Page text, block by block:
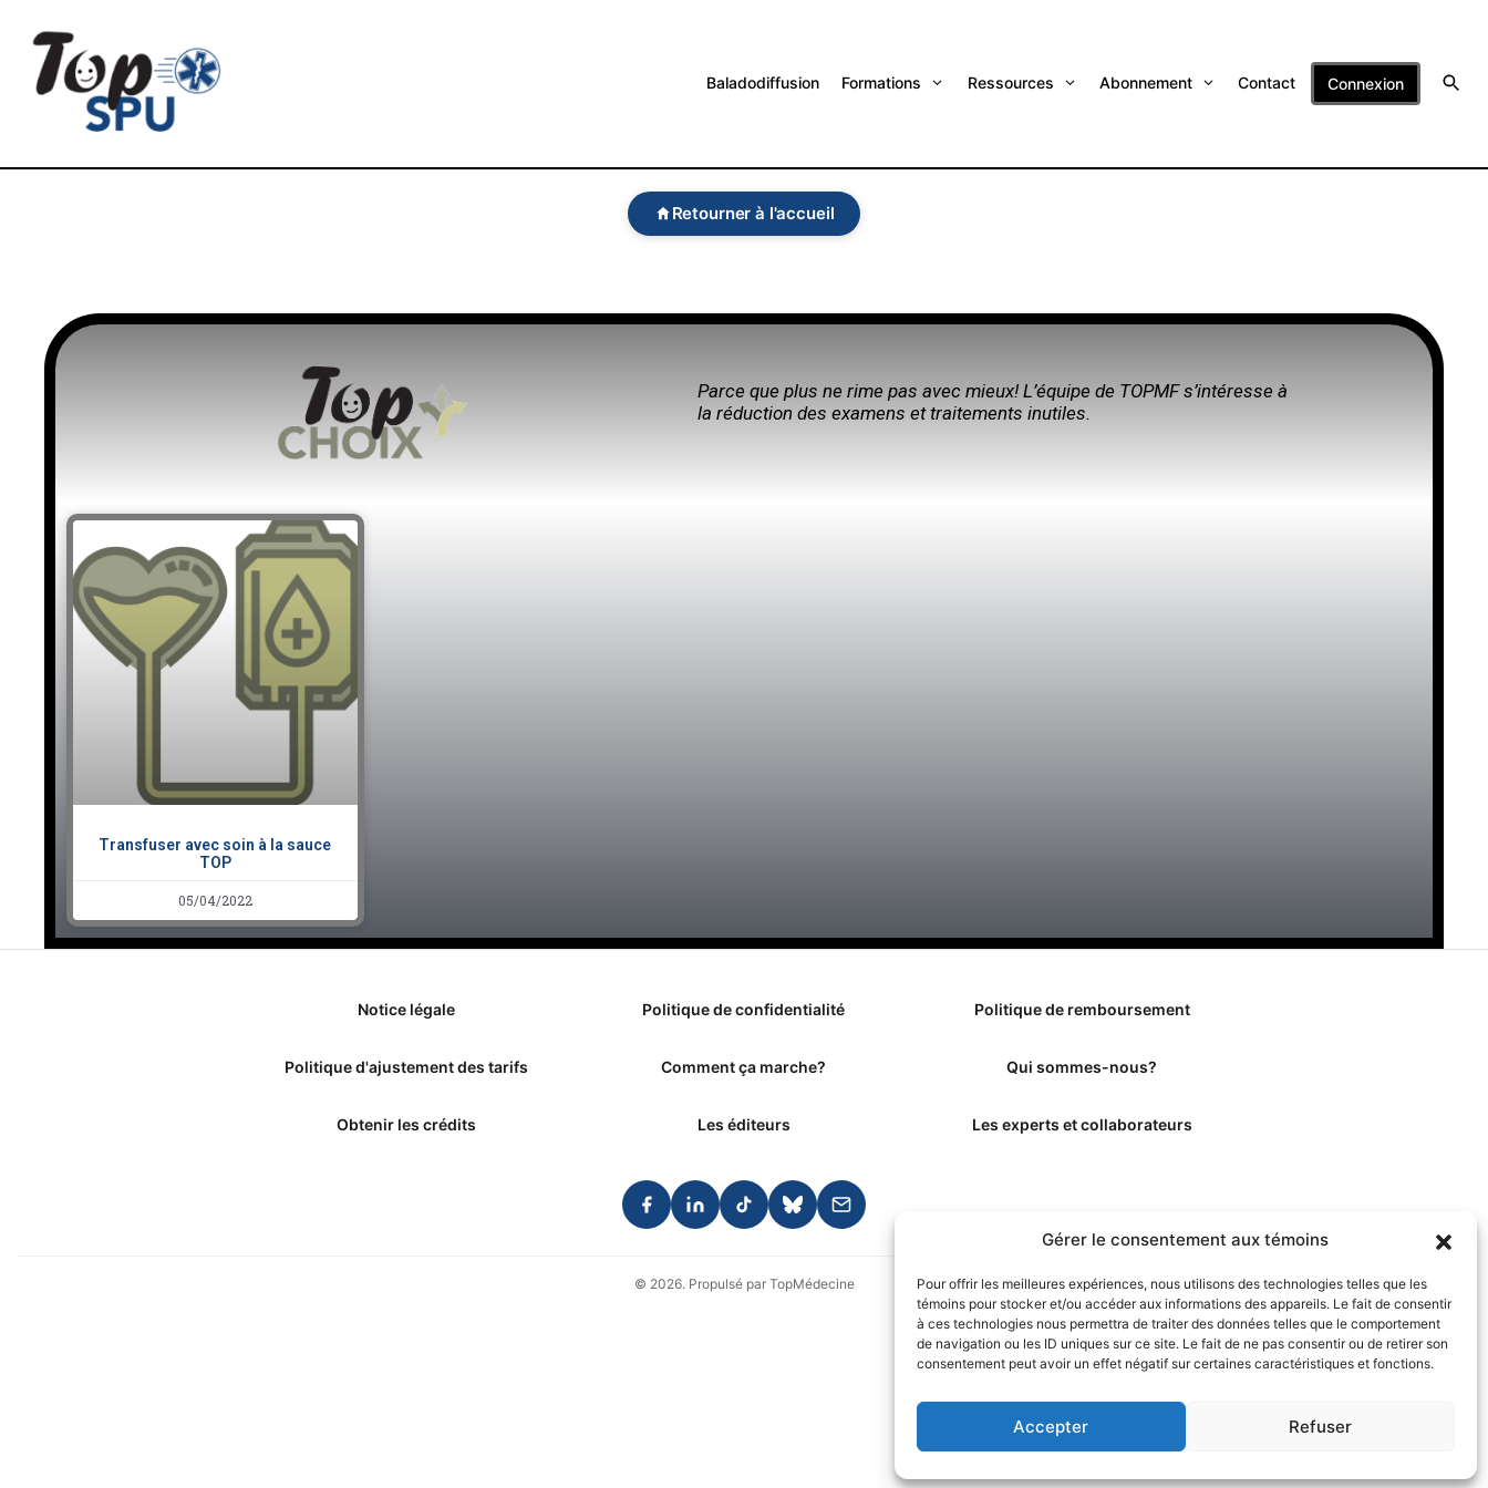
Gérer le consentement aux témoins
Pour offrir les meilleures expériences, nous utilisons des technologies telles que les
témoins pour stocker et/ou accéder aux informations des appareils. Le fait de consentir
à ces technologies nous permettra de traiter des données telles que le comportement
de navigation ou les ID uniques sur ce site. Le fait de ne pas consentir ou de retirer son
consentement peut avoir un effet négatif sur certaines caractéristiques et fonctions.
Accepter Refuser
Baladodiffusion Formations Ressources Abonnement Contact Connexion
Retourner à l'accueil
Parce que plus ne rime pas avec mieux! L’équipe de TOPMF s’intéresse à
la réduction des examens et traitements inutiles.
Transfuser avec soin à la sauce
TOP
05/04/2022
Notice légale Politique de confidentialité Politique de remboursement
Politique d'ajustement des tarifs Comment ça marche? Qui sommes-nous?
Obtenir les crédits Les éditeurs Les experts et collaborateurs
© 2026. Propulsé par TopMédecine